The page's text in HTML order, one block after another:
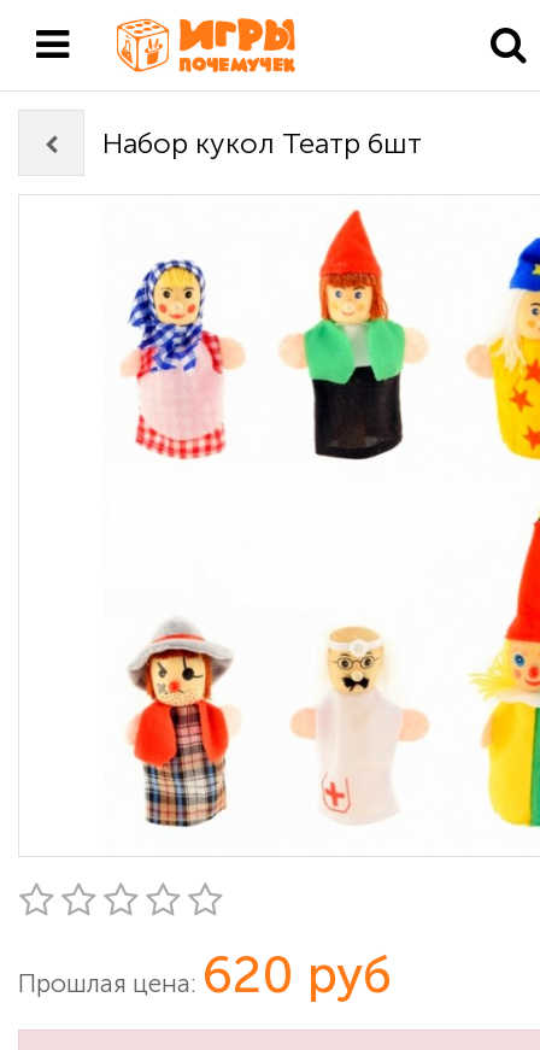
Набор кукол Театр 6шт
Прошлая цена: 620 руб